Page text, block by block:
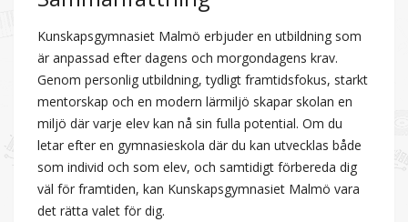
Kunskapsgymnasiet Malmö erbjuder en utbildning som
är anpassad efter dagens och morgondagens krav.
Genom personlig utbildning, tydligt framtidsfokus, starkt
mentorskap och en modern lärmiljö skapar skolan en
miljö där varje elev kan nå sin fulla potential. Om du
letar efter en gymnasieskola där du kan utvecklas både
som individ och som elev, och samtidigt förbereda dig
väl för framtiden, kan Kunskapsgymnasiet Malmö vara
det rätta valet för dig.